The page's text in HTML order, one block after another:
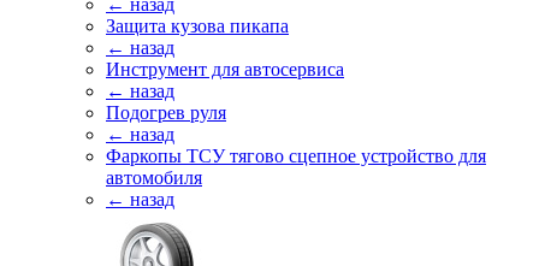
← назад
Защита кузова пикапа
← назад
Инструмент для автосервиса
← назад
Подогрев руля
← назад
Фаркопы ТСУ тягово сцепное устройство для
автомобиля
← назад